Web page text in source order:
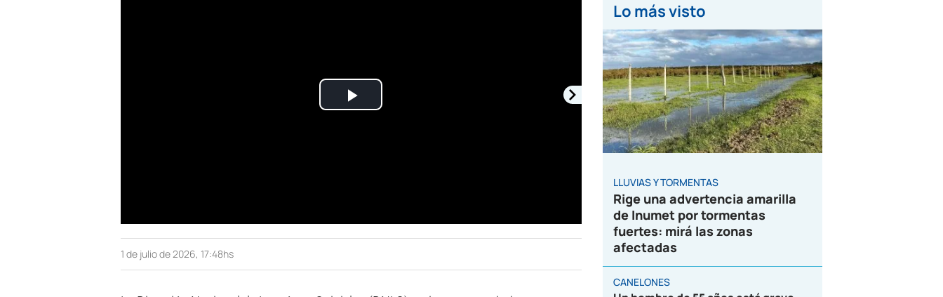
Play
1 de julio de 2026, 17:48hs
Lo más visto
LLUVIAS Y TORMENTAS
Rige una advertencia amarilla
de Inumet por tormentas
fuertes: mirá las zonas
afectadas
CANELONES